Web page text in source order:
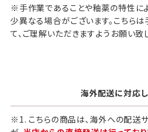
※手作業であることや釉薬の特性によ
少異なる場合がございます。こちら
て、ご理解いただきますようお願い致
海外配送に対応
※1. こちらの商品は、海外への配送